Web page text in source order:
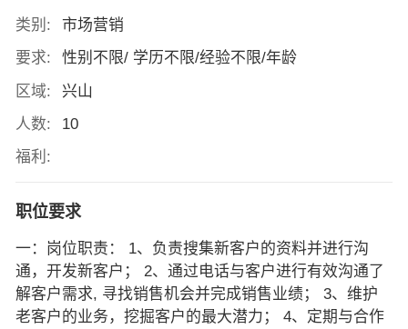
类别:
市场营销
要求:
性别不限/ 学历不限/经验不限/年龄
区域:
兴山
人数:
10
福利:
职位要求
一：岗位职责： 1、负责搜集新客户的资料并进行沟
通，开发新客户； 2、通过电话与客户进行有效沟通了
解客户需求, 寻找销售机会并完成销售业绩； 3、维护
老客户的业务，挖掘客户的最大潜力； 4、定期与合作